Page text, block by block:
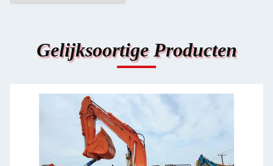
Gelijksoortige Producten